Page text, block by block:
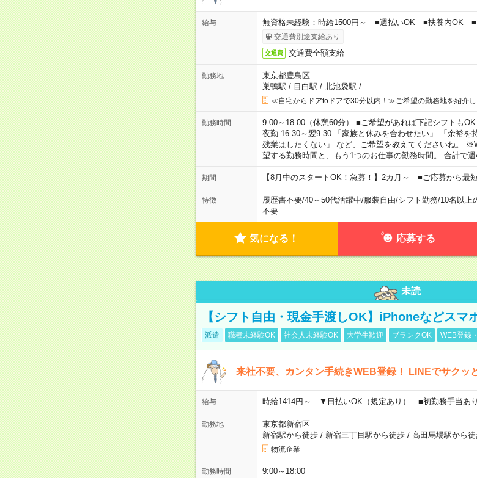
給与 無資格未経験：時給1500円～ ■週払いOK ■扶養内OK ■
交通費別途支給あり
交通費 交通費全額支給
勤務地
東京都豊島区
巣鴨駅 / 目白駅 / 北池袋駅 /
≪自宅からドアtoドアで30分以内！≫ご希望の勤務地を紹介し
勤務時間
9:00～18:00（休憩60分） ■ご希望があれば下記シフトも
夜勤 16:30～翌9:30 「家族と休みを合わせたい」 「余裕を
残業はしたくない」 など、ご希望を教えてくださいね。
望する勤務時間と、もう1つのお仕事の勤務時間。 合計で
期間 【8月中のスタートOK！急募！】2カ月～ ■ご応募から最
特徴 履歴書不要/40～50代活躍中/服装自由/シフト勤務/10名以上
不要
気になる！ 応募する
未読
【シフト自由・現金手渡しOK】iPhoneなどスマ
派遣 職種未経験OK 社会人未経験OK 大学生歓迎 ブランクOK WEB登録
来社不要、カンタン手続きWEB登録！ LINEでサクッ
給与 時給1414円～ ▼日払いOK（規定あり） ■初勤務手当
勤務地
東京都新宿区
新宿駅から徒歩/ 新宿三丁目駅から徒歩/ 高田馬場駅から徒
物流企業
勤務時間 9:00～18:00